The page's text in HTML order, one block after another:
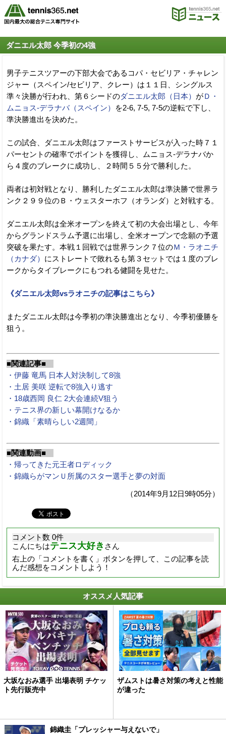
ダニエル太郎 今季初の4強
男子テニスツアーの下部大会であるコパ・セビリア・チャレン
ジャー（スペイン/セビリア、クレー）は１１日、シングルス
準々決勝が行われ、第６シードのダニエル太郎（日本） がＤ・
ムニョス-デラナバ（スペイン）
を2-6, 7-5, 7-5の逆転で下し、
準決勝進出を決めた。
この試合、ダニエル太郎はファーストサービスが入った時７１
パーセントの確率でポイントを獲得し、ムニョス-デラナバか
ら４度のブレークに成功し、２時間５５分で勝利した。
両者は初対戦となり、勝利したダニエル太郎は準決勝で世界ラ
ンク２９９位のＢ・ウェスターホフ（オランダ）と対戦する。
ダニエル太郎は全米オープンを終えて初の大会出場とし、今年
からグランドスラム予選に出場し、全米オープンで念願の予選
突破を果たす。本戦１回戦では世界ランク７位のＭ・ラオニチ
（カナダ） にストレートで敗れるも第３セットでは１度のブレ
ークからタイブレークにもつれる健闘を見せた。
《ダニエル太郎vsラオニチの記事はこちら》
またダニエル太郎は今季初の準決勝進出となり、今季初優勝を
狙う。
■関連記事■
・伊藤 竜馬 日本人対決制して8強
・土居 美咲 逆転で8強入り逃す
・18歳西岡 良仁 2大会連続V狙う
・テニス界の新しい幕開けなるか
・錦織「素晴らしい2週間」
■関連動画■
・帰ってきた元王者ロディック
・錦織らがマンＵ所属のスター選手と夢の対面
（2014年9月12日9時05分）
コメント数 0件
こんにちはテニス大好き さん
右上の「コメントを書く」ボタンを押して、この記事を読
んだ感想をコメントしよう！
オススメ人気記事
大坂なおみ選手 出場表明 チケッ
ト先行販売中
ザムストは暑さ対策の考えと性能
が違った
錦織圭「プレッシャー与えないで」